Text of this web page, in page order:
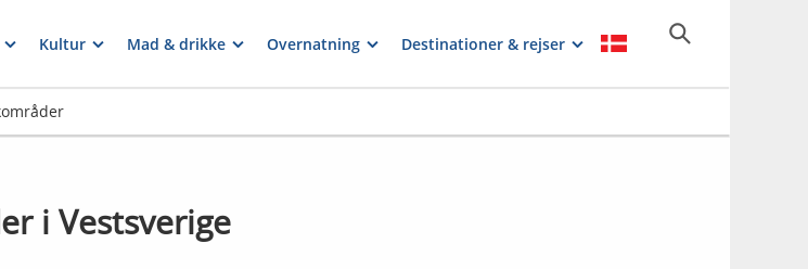
Kultur Mad & drikke Overnatning Destinationer & rejser
i Vestsverige